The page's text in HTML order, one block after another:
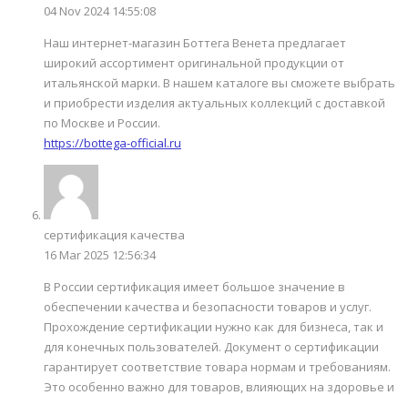
04 Nov 2024 14:55:08
Наш интернет-магазин Боттега Венета предлагает
широкий ассортимент оригинальной продукции от
итальянской марки. В нашем каталоге вы сможете выбрать
и приобрести изделия актуальных коллекций с доставкой
по Москве и России.
https://bottega-official.ru
сертификация качества
16 Mar 2025 12:56:34
В России сертификация имеет большое значение в
обеспечении качества и безопасности товаров и услуг.
Прохождение сертификации нужно как для бизнеса, так и
для конечных пользователей. Документ о сертификации
гарантирует соответствие товара нормам и требованиям.
Это особенно важно для товаров, влияющих на здоровье и